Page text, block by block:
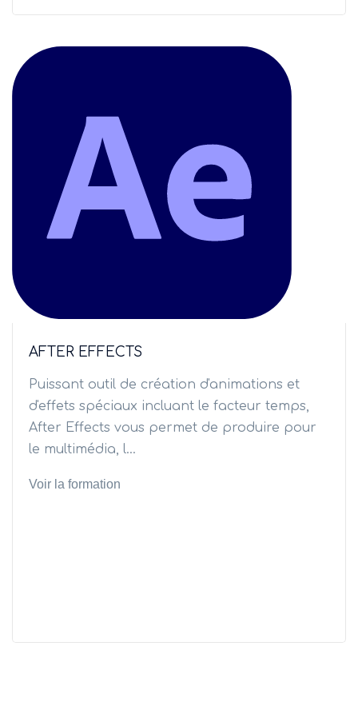
AFTER EFFECTS
Puissant outil de création d'animations et
d'effets spéciaux incluant le facteur temps,
After Effects vous permet de produire pour
le multimédia, l...
Voir la formation